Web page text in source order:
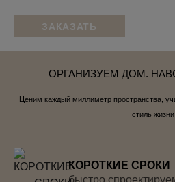
ЗАКАЗАТЬ
ОРГАНИЗУЕМ ДОМ.
Ценим каждый миллиметр пространства,
стиль жизни
КОРОТКИЕ СРОКИ
быстро